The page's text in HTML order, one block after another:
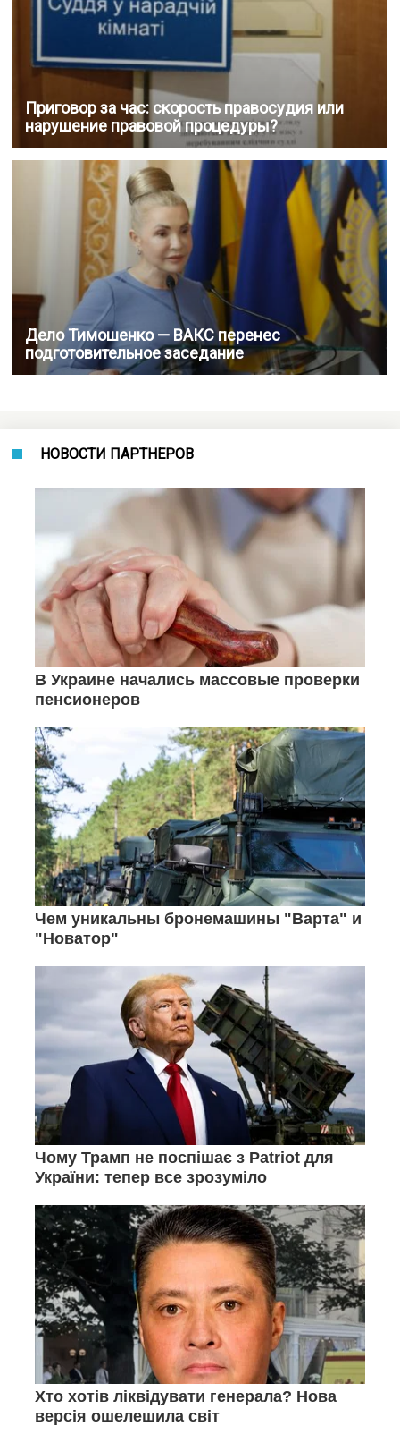
Приговор за час: скорость правосудия или
нарушение правовой процедуры?
Дело Тимошенко — ВАКС перенес
подготовительное заседание
НОВОСТИ ПАРТНЕРОВ